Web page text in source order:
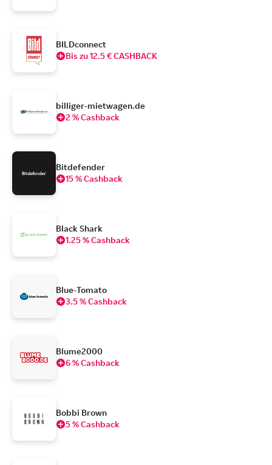
BILDconnect
Bis zu 12.5 € CASHBACK
billiger-mietwagen.de
2 % Cashback
Bitdefender
15 % Cashback
Black Shark
1.25 % Cashback
Blue-Tomato
3.5 % Cashback
Blume2000
6 % Cashback
Bobbi Brown
5 % Cashback